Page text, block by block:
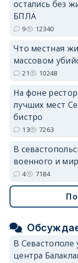
остались без
БПЛА
9 12340
Что местная
массовом
21 10248
На фоне
лучших мест
бистро
13 7263
В
военного и
4 7184
В Севастополе
центра